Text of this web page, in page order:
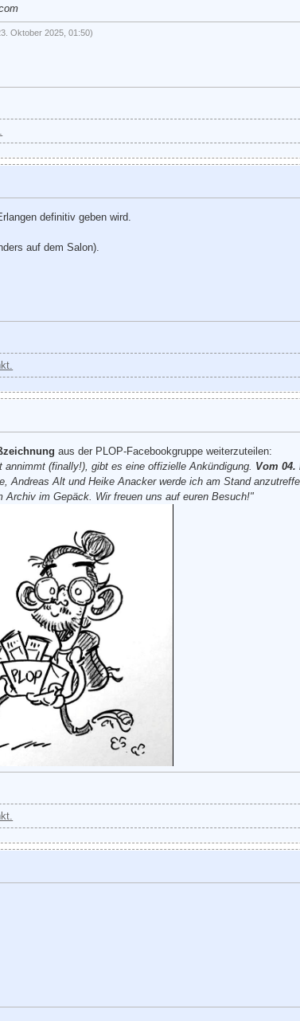
Oktober 2025, 01:50)
definitiv geben wird.
auf dem Salon).
aus der PLOP-Facebookgruppe weiterzuteilen:
(finally!), gibt es eine offizielle Ankündigung. Vom 04.
Andreas Alt und Heike Anacker werde ich am Stand
im Gepäck. Wir freuen uns auf euren Besuch!"